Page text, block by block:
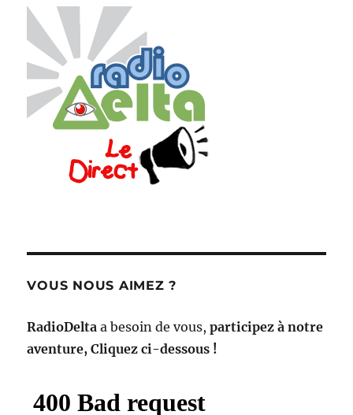
VOUS NOUS AIMEZ ?
RadioDelta a besoin de vous,participez à notre
aventure, Cliquez ci-dessous !